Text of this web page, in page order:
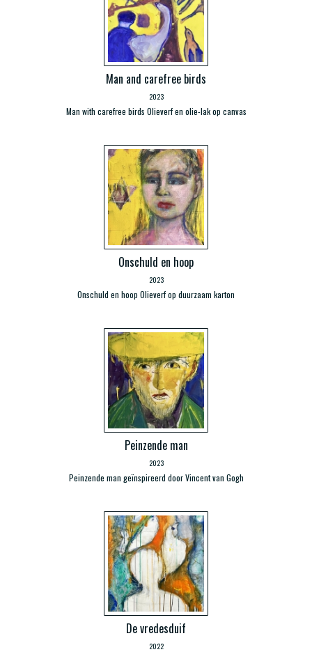
Man and carefree birds
2023
Man with carefree birds Olieverf en olie-lak op canvas
Onschuld en hoop
2023
Onschuld en hoop Olieverf op duurzaam karton
Peinzende man
2023
Peinzende man geïnspireerd door Vincent van Gogh
De vredesduif
2022